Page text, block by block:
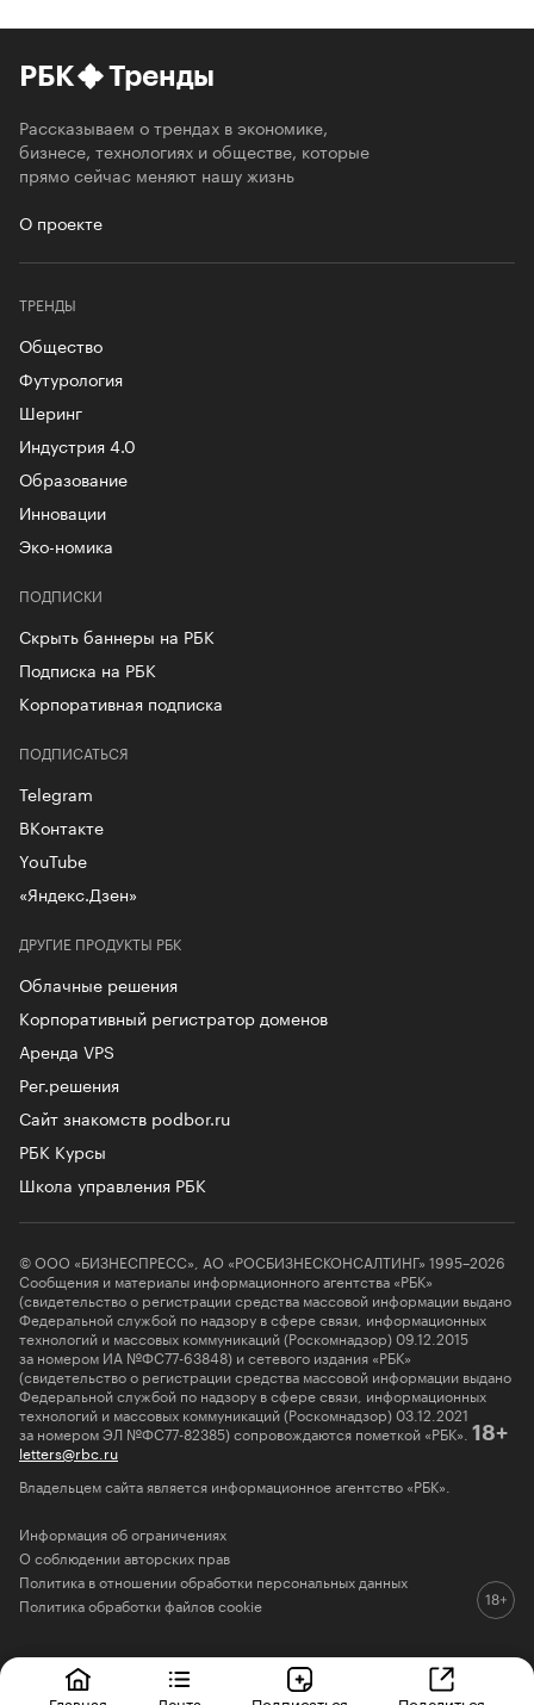
РБК Тренды
Рассказываем о трендах в экономике,
бизнесе, технологиях и обществе, которые
прямо сейчас меняют нашу жизнь
О проекте
ТРЕНДЫ
Общество
Футурология
Шеринг
Индустрия 4.0
Образование
Инновации
Эко-номика
ПОДПИСКИ
Скрыть баннеры на РБК
Подписка на РБК
Корпоративная подписка
ДРУГИЕ ПРОДУКТЫ РБК
Облачные решения
Корпоративный регистратор доменов
Аренда VPS
Рег.решения
Сайт знакомств podbor.ru
РБК Курсы
Школа управления РБК
ПОДПИСАТЬСЯ
Telegram
ВКонтакте
YouTube
«Яндекс.Дзен»
© ООО «БИЗНЕСПРЕСС», АО «РОСБИЗНЕСКОНСАЛТИНГ» 1995–2026
Сообщения и материалы информационного агентства «РБК»
(свидетельство о регистрации средства массовой информации выдано
Федеральной службой по надзору в сфере связи, информационных
технологий и массовых коммуникаций (Роскомнадзор) 09.12.2015
за номером ИА №ФС77-63848) и сетевого издания «РБК»
(свидетельство о регистрации средства массовой информации выдано
Федеральной службой по надзору в сфере связи, информационных
технологий и массовых коммуникаций (Роскомнадзор) 03.12.2021
за номером ЭЛ №ФС77-82385) сопровождаются пометкой «РБК». 18+
letters@rbc.ru
Владельцем сайта является информационное агентство «РБК».
Информация об ограничениях
О соблюдении авторских прав
Политика в отношении обработки персональных данных
Политика обработки файлов cookie